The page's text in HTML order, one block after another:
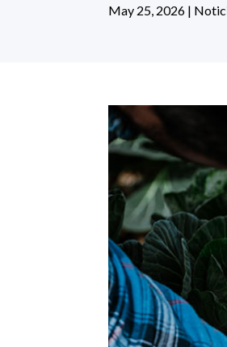
May 25, 2026 |